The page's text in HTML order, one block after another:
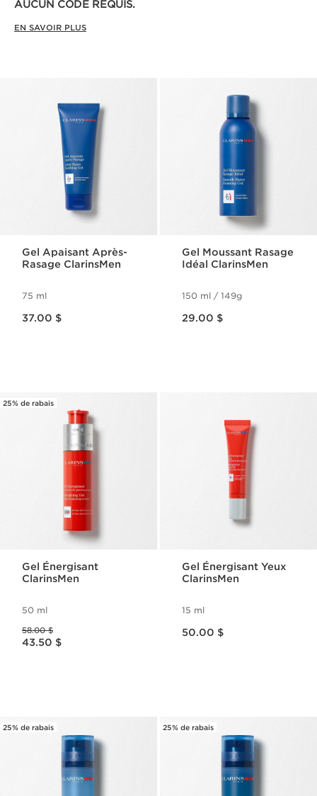
AUCUN CODE REQUIS.
EN SAVOIR PLUS
Gel Apaisant Après-
Rasage ClarinsMen
75 ml
37.00 $
Gel Moussant Rasage
Idéal ClarinsMen
150 ml / 149g
29.00 $
25% de rabais
Gel Énergisant
ClarinsMen
50 ml
58.00 $
Nouveau prix 43.50 $
43.50 $
Gel Énergisant Yeux
ClarinsMen
15 ml
50.00 $
25% de rabais 25% de rabais